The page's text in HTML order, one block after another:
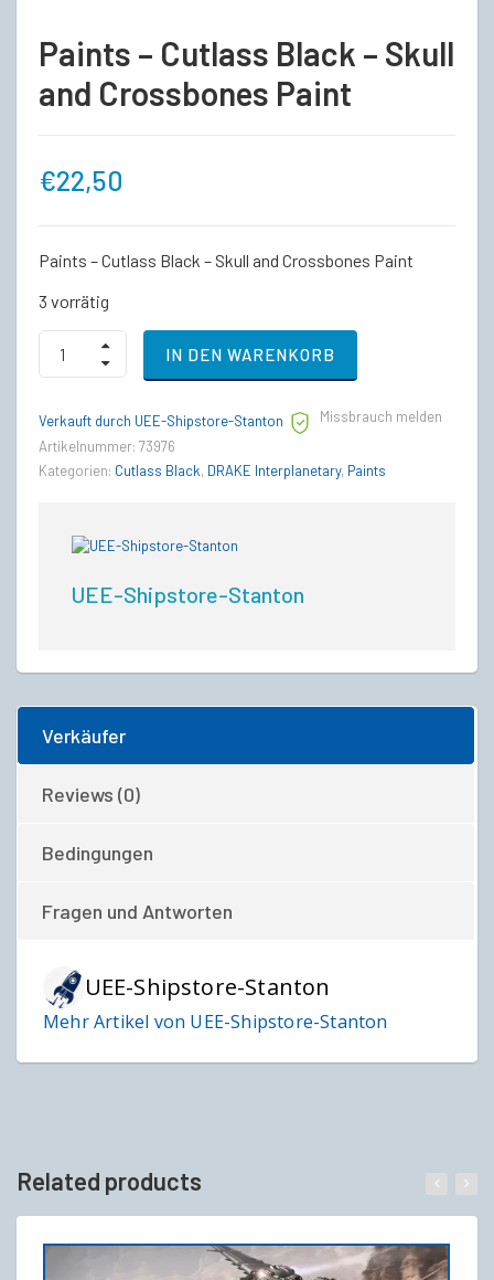
Paints – Cutlass Black – Skull
and Crossbones Paint
€22,50
Paints – Cutlass Black – Skull and Crossbones Paint
3 vorrätig
Paints
Cutlass
-
Skull
Crossbones
IN DEN WARENKORB
Verkauft durch UEE-Shipstore-Stanton
Missbrauch melden
Artikelnummer: 73976
Kategorien: Cutlass Black, DRAKE Interplanetary, Paints
UEE-Shipstore-Stanton
Verkäufer
Reviews (0)
Bedingungen
Fragen und Antworten
UEE-Shipstore-Stanton
Mehr Artikel von UEE-Shipstore-Stanton
Related products